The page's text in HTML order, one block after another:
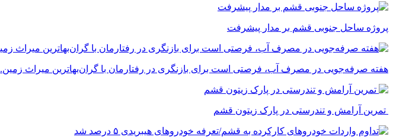
پروژه ساحل جنوبی قشم بر مدار پیشرفت
‌هفته صرفه‌جویی در مصرف آب، فرصتی است برای بازنگری در رفتارمان با گران‌بهاترین میراث زمین.
تمرین آرامش و تندرستی در پارک زیتون قشم